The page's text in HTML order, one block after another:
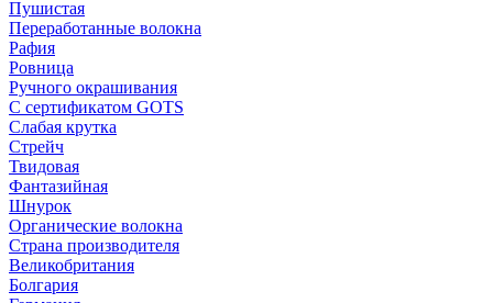
Пушистая
Переработанные волокна
Рафия
Ровница
Ручного окрашивания
С сертификатом GOTS
Слабая крутка
Стрейч
Твидовая
Фантазийная
Шнурок
Органические волокна
Страна производителя
Великобритания
Болгария